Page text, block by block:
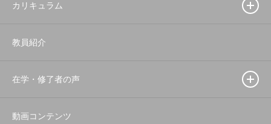
カリキュラム
教員紹介
在学・修了者の声
動画コンテンツ